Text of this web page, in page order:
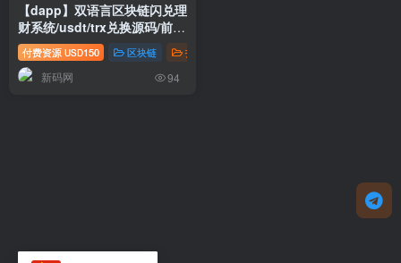
【dapp】双语言区块链闪兑理
财系统/usdt/trx兑换源码/前端
uinapp
付费资源 USD150 区块链 投资理财
新码网 94